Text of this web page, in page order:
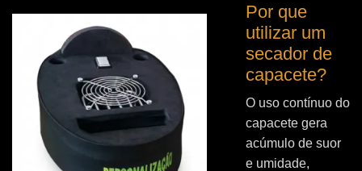
Por que
utilizar um
secador de
capacete?
O uso contínuo do
capacete gera
acúmulo de suor
e umidade,